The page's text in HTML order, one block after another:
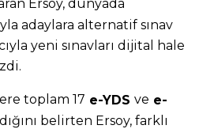
Ersoy, dünyada
adaylara alternatif sınav
yeni sınavları dijital hale
toplam 17 e-YDS ve e-
belirten Ersoy, farklı